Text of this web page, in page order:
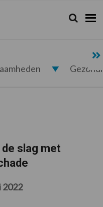
Zoeken...
Zoek
slag met
2022